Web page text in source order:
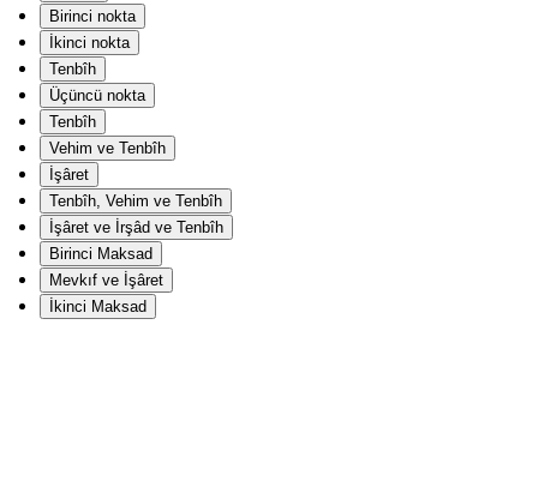
Birinci nokta
İkinci nokta
Tenbîh
Üçüncü nokta
Tenbîh
Vehim ve Tenbîh
İşâret
Tenbîh, Vehim ve Tenbîh
İşâret ve İrşâd ve Tenbîh
Birinci Maksad
Mevkıf ve İşâret
İkinci Maksad